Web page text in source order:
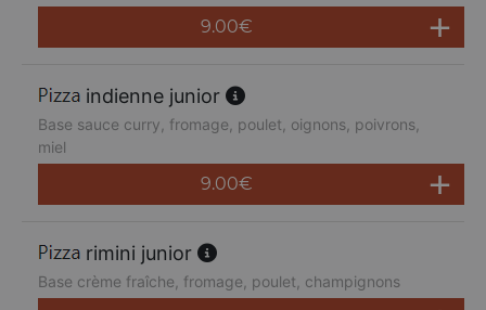
9.00€
indienne junior
Base sauce curry, fromage, poulet, oignons, poivrons,
miel
9.00€
rimini junior
Base crème fraîche, fromage, poulet, champignons